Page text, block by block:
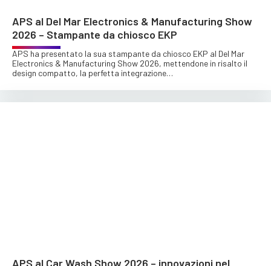
APS al Del Mar Electronics & Manufacturing Show
2026 – Stampante da chiosco EKP
APS ha presentato la sua stampante da chiosco EKP al Del Mar
Electronics & Manufacturing Show 2026, mettendone in risalto il
design compatto, la perfetta integrazione…
APS al Car Wash Show 2026 – innovazioni nel